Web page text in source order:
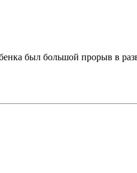
был большой прорыв в